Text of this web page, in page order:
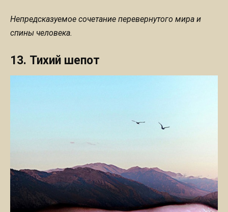
Непредсказуемое сочетание перевернутого мира и
спины человека.
13. Тихий шепот